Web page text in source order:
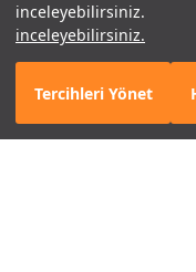
inceleyebilirsiniz.
inceleyebilirsiniz.
Tercihleri Yönet
Mobil
Erkek UA Unstoppable
Eşofman Altı
6.690 TL